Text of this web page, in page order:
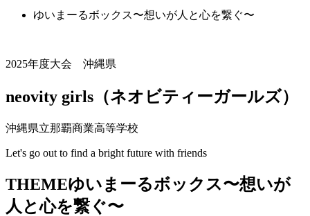
ゆいまーるボックス〜想いが人と心を繋ぐ〜
2025年度大会 沖縄県
neovity girls（ネオビティーガールズ）
沖縄県立那覇商業高等学校
Let's go out to find a bright future with friends
THEMEゆいまーるボックス〜想いが
人と心を繋ぐ〜